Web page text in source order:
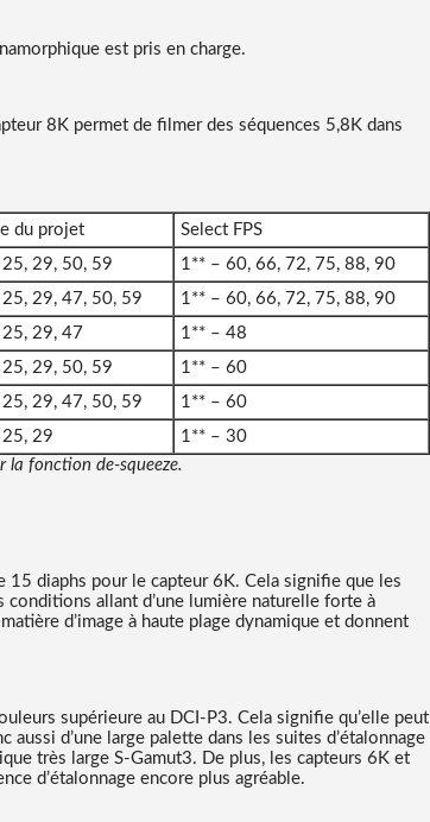
est pris en charge.​
8K permet de filmer des séquences 5,8K dans
du projet
Select FPS
29, 50, 59
1** – 60, 66, 72, 75, 88, 90
29, 47, 50, 59
1** – 60, 66, 72, 75, 88, 90
29, 47
1** – 48
29, 50, 59
1** – 60
29, 47, 50, 59
1** – 60
29
1** – 30
la fonction de-squeeze.​
15 diaphs pour le capteur 6K. Cela signifie que les
allant d’une lumière naturelle forte à
d’image à haute plage dynamique et donnent
supérieure au DCI-P3. Cela signifie qu’elle peut
d’une large palette dans les suites d’étalonnage
très large S-Gamut3. De plus, les capteurs 6K et
d’étalonnage encore plus agréable.